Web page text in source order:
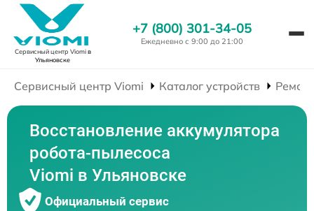
Сервисный центр Viomiв
Ульяновске
+7 (800) 301-34-05
Ежедневно с 9:00 до 21:00
Сервисный центр Viomi Каталог устройств
Восстановление аккумулятора
робота-пылесоса
Viomi в Ульяновске
Официальный сервис